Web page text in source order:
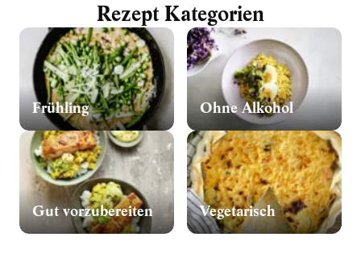
Rezept Kategorien
Frühling
Gut vorzubereiten
Ohne Alkohol
Vegetarisch